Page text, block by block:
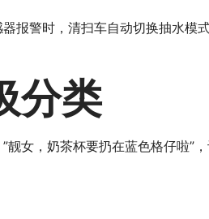
报警时，清扫车自动切换抽水模
分类
女，奶茶杯要扔在蓝色格仔啦”